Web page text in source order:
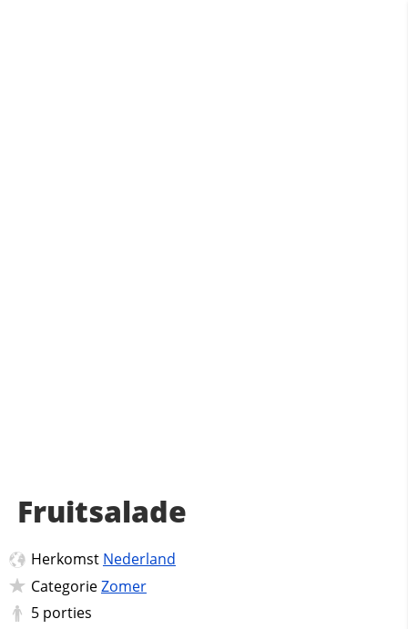
Fruitsalade
Herkomst Nederland
CategorieZomer
5 porties